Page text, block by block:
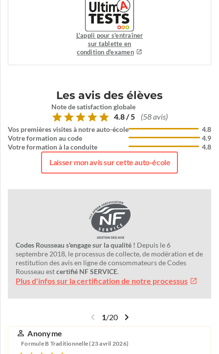
L'appli pour s'entraîner
sur tablette en
condition d'examen
Les avis des élèves
Note de satisfaction globale
4.8 / 5 (58 avis)
Vos premières visites à notre auto-école
Votre formation au code
Votre formation à la conduite
4.8
4.9
4.8
Laisser mon avis sur cette auto-école
Codes Rousseau s'engage sur la qualité ! Depuis le 6
septembre 2018, le processus de collecte, de modération et de
restitution des avis en ligne de consommateurs de Codes
Rousseau estcertifié NF SERVICE.
Plus d'infos sur la certification de notre processus
1/20
Anonyme
Formule B Traditionnelle (23 avril 2026)